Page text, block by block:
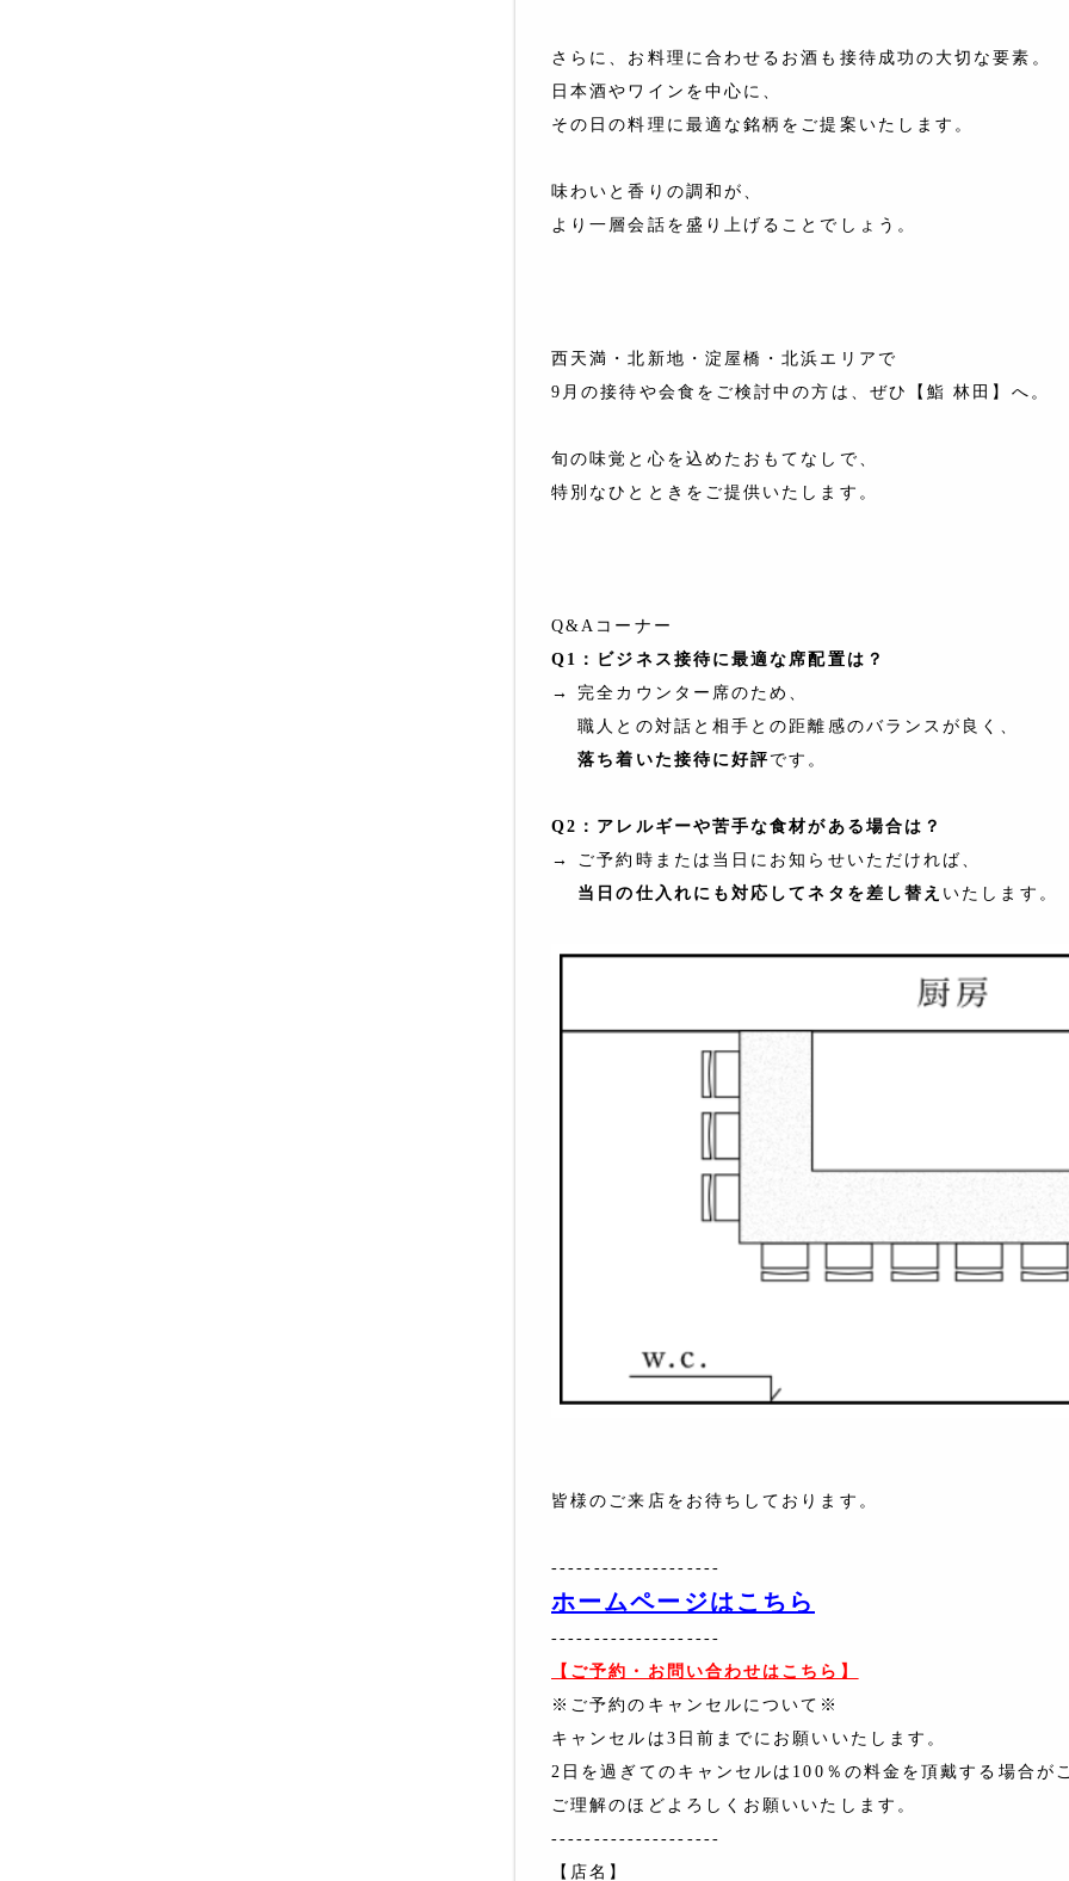
さらに、お料理に合わせるお酒も接待成功の大切な要素。
日本酒やワインを中心に、
その日の料理に最適な銘柄をご提案いたします。
味わいと香りの調和が、
より一層会話を盛り上げることでしょう。
西天満・北新地・淀屋橋・北浜エリアで
9月の接待や会食をご検討中の方は、ぜひ【鮨 林田】へ。
旬の味覚と心を込めたおもてなしで、
特別なひとときをご提供いたします。
Q&Aコーナー
Q1：ビジネス接待に最適な席配置は？
→ 完全カウンター席のため、
職人との対話と相手との距離感のバランスが良く、
落ち着いた接待に好評です。
Q2： アレルギーや苦手な食材がある場合は？
→ ご予約時または当日にお知らせいただければ、
当日の仕入れにも対応してネタを差し替え いたします。
皆様のご来店をお待ちしております。
--------------------
ホームページはこちら
--------------------
【ご予約・お問い合わせはこちら】
※ご予約のキャンセルについて※
キャンセルは3日前までにお願いいたします。
2日を過ぎてのキャンセルは100％の料金を頂戴する場合が
ご理解のほどよろしくお願いいたします。
--------------------
【店名】